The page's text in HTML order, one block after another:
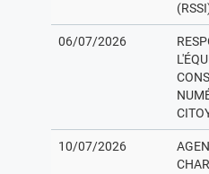
06/07/2026
10/07/2026